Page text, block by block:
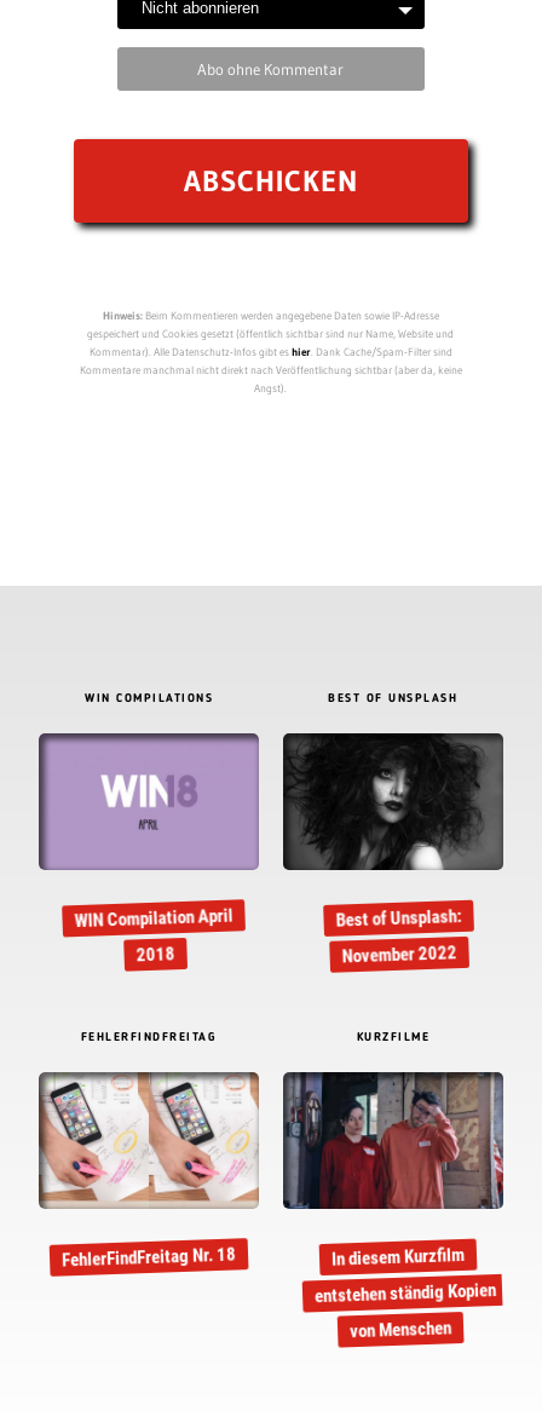
Abo ohne Kommentar
Hinweis:Beim Kommentieren werden angegebene Daten sowie IP-Adresse
gespeichert und Cookies gesetzt (öffentlich sichtbar sind nur Name, Website und
Kommentar). Alle Datenschutz-Infos gibt eshier. Dank Cache/Spam-Filter sind
Kommentare manchmal nicht direkt nach Veröffentlichung sichtbar (aber da, keine
Angst).
WIN COMPILATIONS
WIN Compilation April
2018
BEST OF UNSPLASH
Best of Unsplash:
November 2022
FEHLERFINDFREITAG
FehlerFindFreitag Nr. 18
KURZFILME
In diesem Kurzfilm
entstehen ständig Kopien
von Menschen